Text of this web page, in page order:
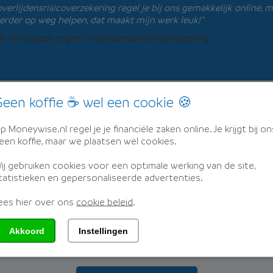
regel je bij ons gemakkelijk online,
op weg helpen, dat maakt mijn werk leuk!”
van Lingen, expert overlijdensrisicoverzekering
alle verzekeraars in
is en vergelijkt de alle verzekeraars in
koffie ☕ wel een cookie 🍪
Moneywise.nl regel je je financiële zaken online. Je krijgt bij
koffie, maar we plaatsen wel cookies.
gebruiken cookies voor een optimale werking van de site,
en gepersonaliseerde advertenties.
hier over ons cookie beleid.
Akkoord Instellingen